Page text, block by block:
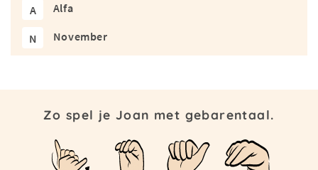
A Alfa
N November
Zo spel je Joan met gebarentaal.